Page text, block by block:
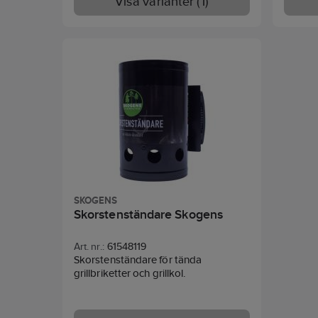
kardborrband.
vatten. Undvik starka kemikalier.
SKOGENS
Skorstenständare Skogens
Art. nr.: 61548119
Skorstenständare för tända
grillbriketter och grillkol.